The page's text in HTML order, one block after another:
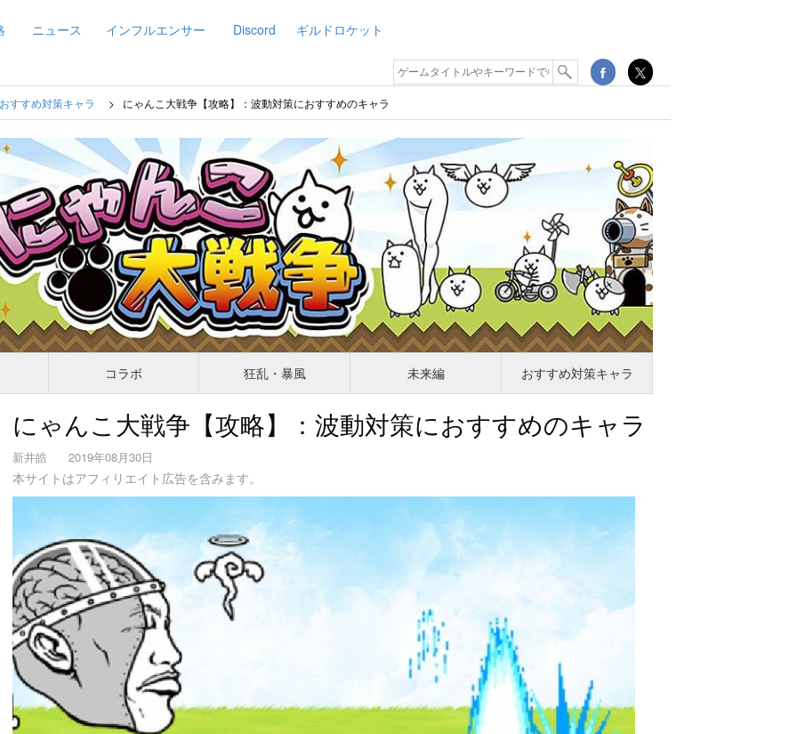
ニュース インフルエンサー Discord ギルドロケット
おすすめ対策キャラ にゃんこ大戦争【攻略】：波動対策におすすめのキャラ
コラボ 狂乱・暴風 未来編 おすすめ対策キャラ
にゃんこ大戦争【攻略】：波動対策におすすめのキャラ
新井皓 2019年08月30日
本サイトはアフィリエイト広告を含みます。